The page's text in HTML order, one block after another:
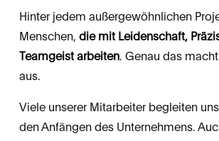
Hinter jedem außergewöhnlichen
Menschen, die mit Leidenschaft,
Teamgeist arbeiten. Genau das
aus.
Viele unserer Mitarbeiter begleiten
den Anfängen des Unternehmens.